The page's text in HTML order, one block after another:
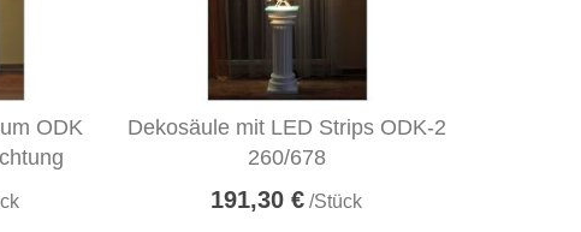
ODK
Dekosäule mit LED Strips ODK-2
260/678
191,30 € /Stück